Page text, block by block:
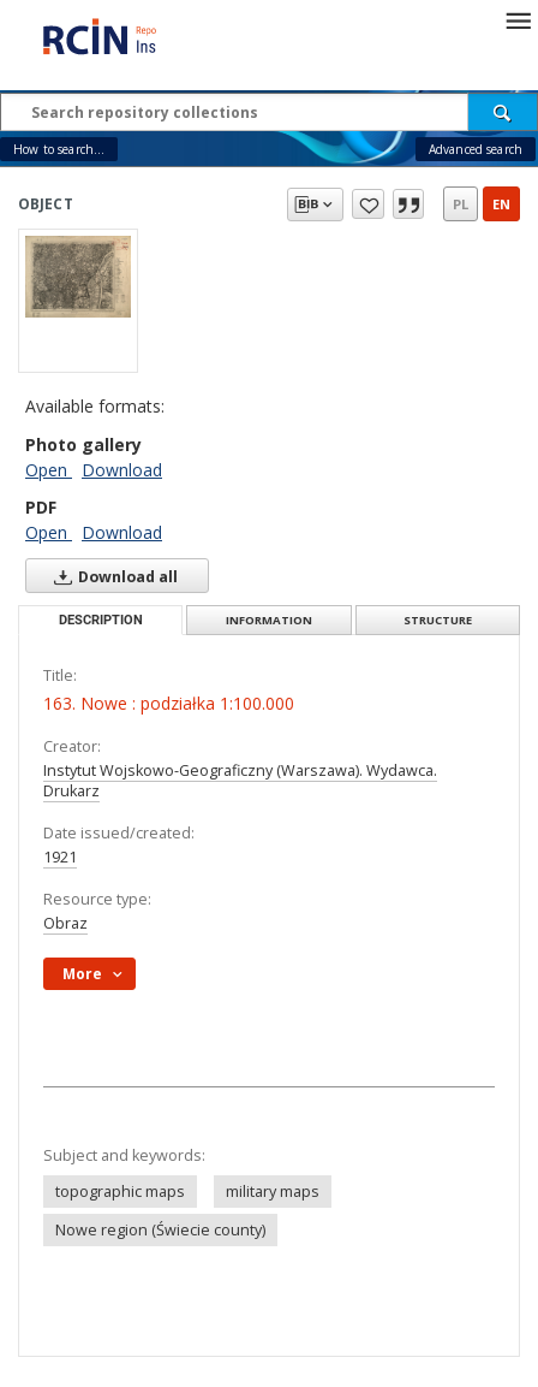
How to search... Advanced search
OBJECT PL EN
Available formats:
Photo gallery
Open
Download
PDF
Open
Download
Download all
DESCRIPTION INFORMATION STRUCTURE
Title:
163. Nowe : podziałka 1:100.000
Creator:
Instytut Wojskowo-Geograficzny (Warszawa). Wydawca.
Drukarz
Date issued/created:
1921
Resource type:
Obraz
More
Subject and keywords:
topographic maps
military maps
Nowe region (Świecie county)